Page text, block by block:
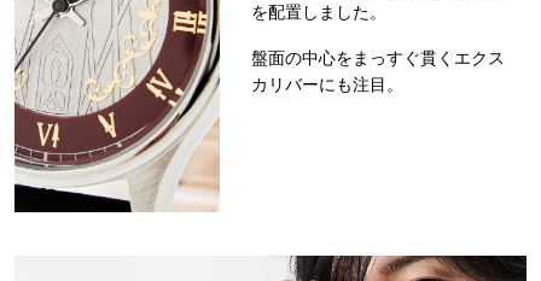
を配置しました。
盤面の中心をまっすぐ貫くエクス
カリバーにも注目。